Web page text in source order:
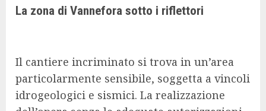
La zona di Vannefora sotto i riflettori
Il cantiere incriminato si trova in un’area
particolarmente sensibile, soggetta a vincoli
idrogeologici e sismici. La realizzazione